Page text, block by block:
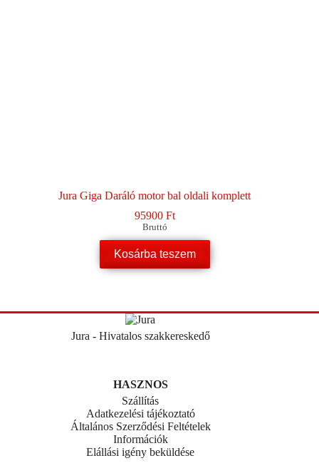
Jura Giga Daráló motor bal oldali komplett
95900 Ft
Bruttó
Kosárba teszem
Jura - Hivatalos szakkereskedő
HASZNOS
Szállítás
Adatkezelési tájékoztató
Általános Szerződési Feltételek
Információk
Elállási igény beküldése